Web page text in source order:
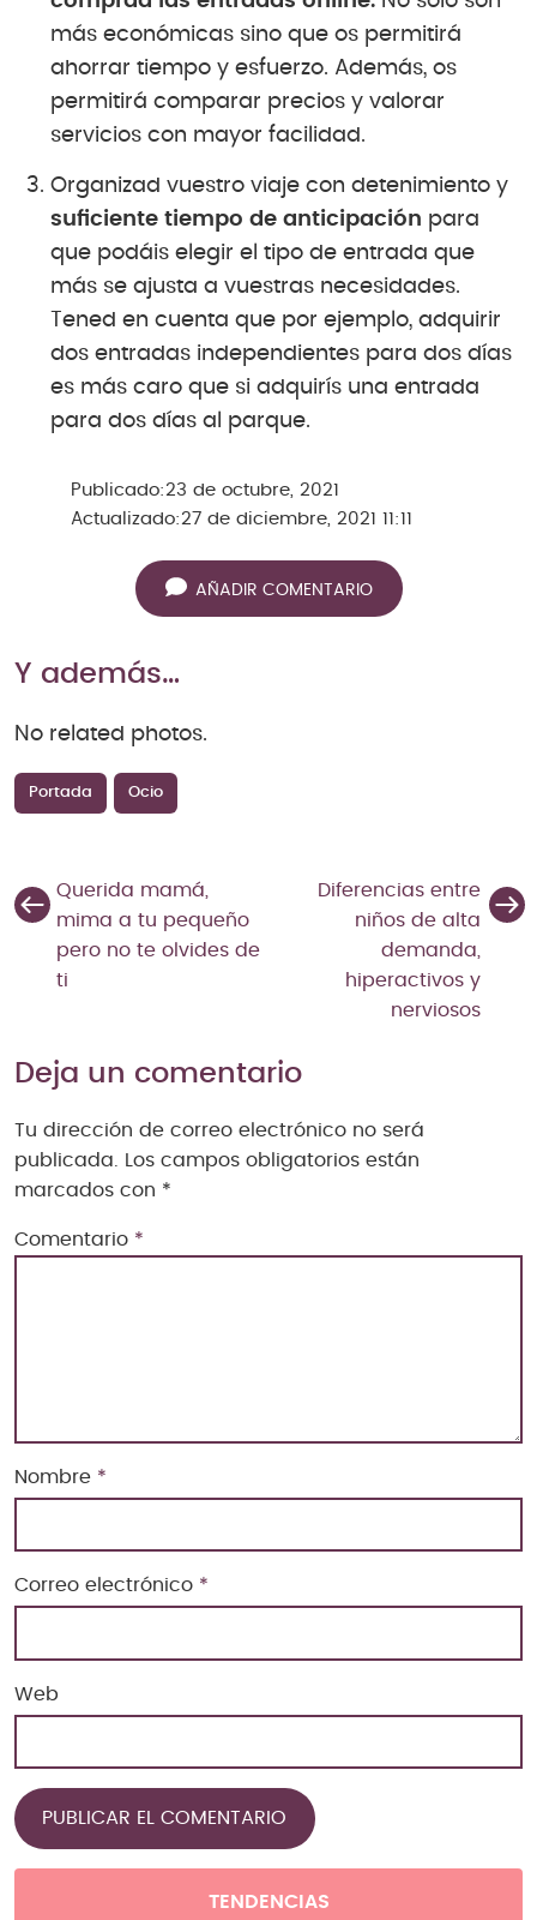
más económicas sino que os permitirá
ahorrar tiempo y esfuerzo. Además, os
permitirá comparar precios y valorar
servicios con mayor facilidad.
Organizad vuestro viaje con detenimiento y
suficiente tiempo de anticipación para
que podáis elegir el tipo de entrada que
más se ajusta a vuestras necesidades.
Tened en cuenta que por ejemplo, adquirir
dos entradas independientes para dos días
es más caro que si adquirís una entrada
para dos días al parque.
Publicado: 23 de octubre, 2021
Actualizado: 27 de diciembre, 2021 11:11
AÑADIR COMENTARIO
Y además…
No related photos.
Portada Ocio
Querida mamá,
mima a tu pequeño
pero no te olvides de
ti
Diferencias entre
niños de alta
demanda,
hiperactivos y
nerviosos
Deja un comentario
Tu dirección de correo electrónico no será
publicada.
Los campos obligatorios están
marcados con *
Comentario *
Nombre *
Correo electrónico *
Web
TENDENCIAS